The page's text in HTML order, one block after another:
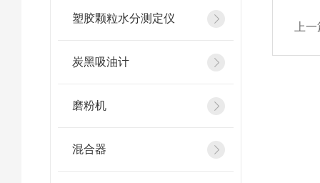
塑胶颗粒水分测定仪
炭黑吸油计
磨粉机
混合器
上